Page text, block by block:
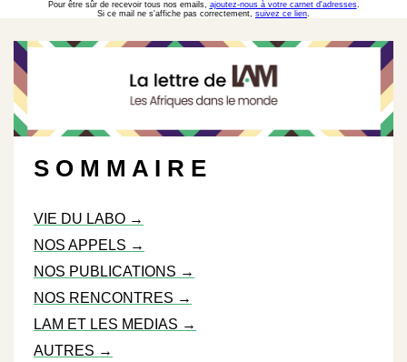
Pour être sûr de recevoir tous nos emails, ajoutez-nous à votre carnet d'adresses.
Si ce mail ne s'affiche pas correctement, suivez ce lien.
S O M M A I R E
VIE DU LABO →
NOS APPELS →
NOS PUBLICATIONS →
NOS RENCONTRES →
LAM ET LES MEDIAS →
AUTRES →